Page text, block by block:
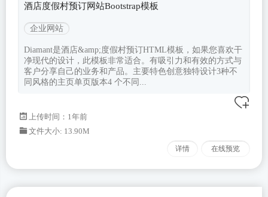
酒店度假村预订网站Bootstrap模板
企业网站
Diamant是酒店&amp;度假村预订HTML模板，如果您喜欢干
净现代的设计，此模板非常适合。有吸引力和有效的方式与
客户分享自己的业务和产品。主要特色创意独特设计3种不
同风格的主页单页版本4 个不同...
上传时间：1年前
文件大小: 13.90M
详情 在线预览